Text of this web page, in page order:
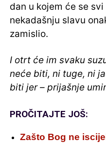
dan u kojem će se
nekadašnju slavu
zamislio.
I otrt će im svaku
neće biti, ni tuge, ni
biti jer – prijašnje
PROČITAJTE JOŠ:
Zašto Bog ne